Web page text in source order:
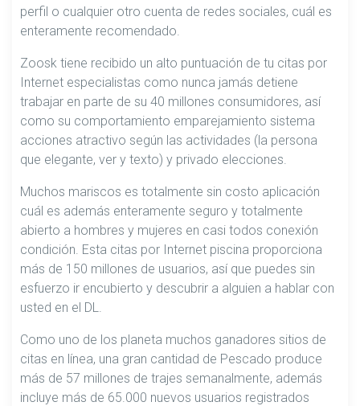
perfil o cualquier otro cuenta de redes sociales, cuál es
enteramente recomendado.
Zoosk tiene recibido un alto puntuación de tu citas por
Internet especialistas como nunca jamás detiene
trabajar en parte de su 40 millones consumidores, así
como su comportamiento emparejamiento sistema
acciones atractivo según las actividades (la persona
que elegante, ver y texto) y privado elecciones.
Muchos mariscos es totalmente sin costo aplicación
cuál es además enteramente seguro y totalmente
abierto a hombres y mujeres en casi todos conexión
condición. Esta citas por Internet piscina proporciona
más de 150 millones de usuarios, así que puedes sin
esfuerzo ir encubierto y descubrir a alguien a hablar con
usted en el DL.
Como uno de los planeta muchos ganadores sitios de
citas en línea, una gran cantidad de Pescado produce
más de 57 millones de trajes semanalmente, además
incluye más de 65.000 nuevos usuarios registrados